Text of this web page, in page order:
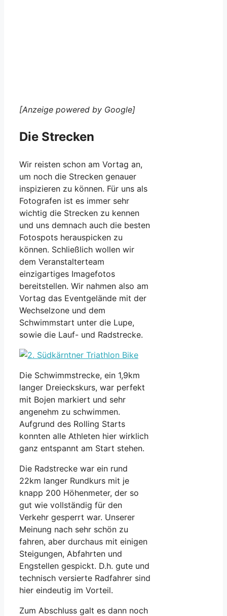
[Anzeige powered by Google]
Die Strecken
Wir reisten schon am Vortag an,
um noch die Strecken genauer
inspizieren zu können. Für uns als
Fotografen ist es immer sehr
wichtig die Strecken zu kennen
und uns demnach auch die besten
Fotospots herauspicken zu
können. Schließlich wollen wir
dem Veranstalterteam
einzigartiges Imagefotos
bereitstellen. Wir nahmen also am
Vortag das Eventgelände mit der
Wechselzone und dem
Schwimmstart unter die Lupe,
sowie die Lauf- und Radstrecke.
Die Schwimmstrecke, ein 1,9km
langer Dreieckskurs, war perfekt
mit Bojen markiert und sehr
angenehm zu schwimmen.
Aufgrund des Rolling Starts
konnten alle Athleten hier wirklich
ganz entspannt am Start stehen.
Die Radstrecke war ein rund
22km langer Rundkurs mit je
knapp 200 Höhenmeter, der so
gut wie vollständig für den
Verkehr gesperrt war. Unserer
Meinung nach sehr schön zu
fahren, aber durchaus mit einigen
Steigungen, Abfahrten und
Engstellen gespickt. D.h. gute und
technisch versierte Radfahrer sind
hier eindeutig im Vorteil.
Zum Abschluss galt es dann noch